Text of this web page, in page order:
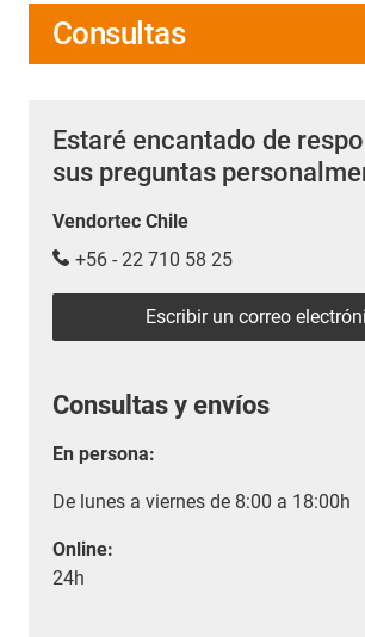
Consultas
Estaré encantado de
sus preguntas
Vendortec Chile
+56 - 22 710 58 25
Escribir un correo
Consultas y envíos
En persona:
De lunes a viernes de 8:00 a 18:00h
Online:
24h